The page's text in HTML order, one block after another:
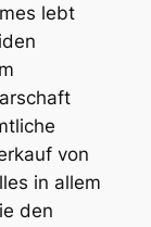
lebt
von
in allem
den